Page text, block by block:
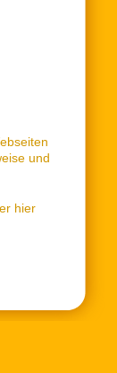
und
hier